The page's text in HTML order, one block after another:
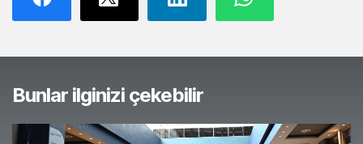
Bunlar ilginizi çekebilir